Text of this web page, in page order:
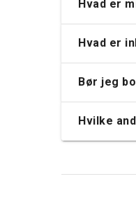
Hvad er
Hvad er
Bør jeg
Hvilke